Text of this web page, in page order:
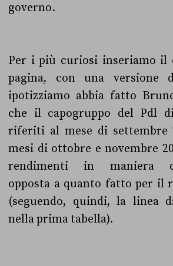
governo.
Per i più curiosi inseriamo il
pagina, con una versione
ipotizziamo abbia fatto
che il capogruppo del Pdl
riferiti al mese di settembre
mesi di ottobre e novembre
rendimenti in maniera
opposta a quanto fatto per il
(seguendo, quindi, la linea
nella prima tabella).